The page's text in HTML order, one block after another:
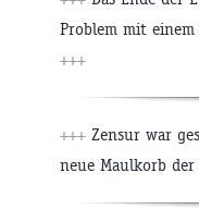
Problem mit
+++
+++ Zensur war
neue Maulkorb